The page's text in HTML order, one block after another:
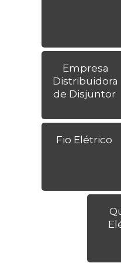
Empresa
Distribuidora
de Disjuntor
Fio Elétrico